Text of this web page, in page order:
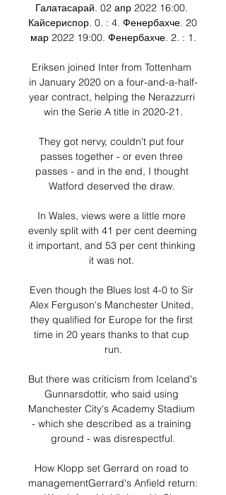
Галатасарай. 02 апр 2022 16:00.
Кайсериспор. 0. : 4. Фенербахче. 20
мар 2022 19:00. Фенербахче. 2. : 1.
Eriksen joined Inter from Tottenham
in January 2020 on a four-and-a-half-
year contract, helping the Nerazzurri
win the Serie A title in 2020-21.
They got nervy, couldn't put four
passes together - or even three
passes - and in the end, I thought
Watford deserved the draw.
In Wales, views were a little more
evenly split with 41 per cent deeming
it important, and 53 per cent thinking
it was not.
Even though the Blues lost 4-0 to Sir
Alex Ferguson's Manchester United,
they qualified for Europe for the first
time in 20 years thanks to that cup
run.
But there was criticism from Iceland's
Gunnarsdottir, who said using
Manchester City's Academy Stadium
- which she described as a training
ground - was disrespectful.
How Klopp set Gerrard on road to
managementGerrard's Anfield return: